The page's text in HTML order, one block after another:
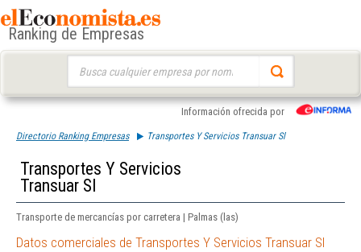
Ranking de Empresas
Información ofrecida por
Directorio Ranking Empresas Transportes Y Servicios Transuar Sl
Transportes Y Servicios
Transuar Sl
Transporte de mercancías por carretera | Palmas (las)
Datos comerciales de Transportes Y Servicios Transuar Sl